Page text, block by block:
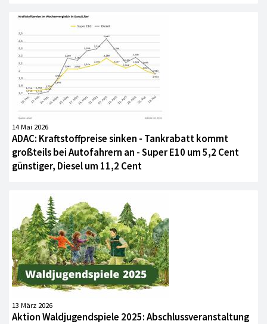
14 Mai 2026
ADAC: Kraftstoffpreise sinken - Tankrabatt kommt
großteils bei Autofahrern an - Super E10 um 5,2 Cent
günstiger, Diesel um 11,2 Cent
13 März 2026
Aktion Waldjugendspiele 2025: Abschlussveranstaltung